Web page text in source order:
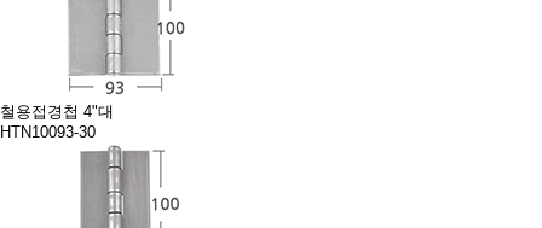
철용접경첩 4"대
HTN10093-30